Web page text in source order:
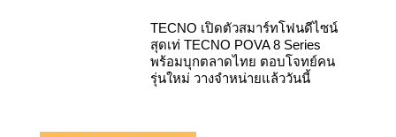
TECNO เปิดตัวสมาร์ทโฟนดีไซน์
สุดเท่ TECNO POVA 8 Series
พร้อมบุกตลาดไทย ตอบโจทย์คน
รุ่นใหม่ วางจำหน่ายแล้ววันนี้